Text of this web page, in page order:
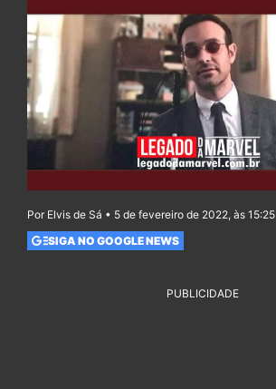
Por Elvis de Sá • 5 de fevereiro de 2022, às 15:25
SIGA NO GOOGLE NEWS
PUBLICIDADE